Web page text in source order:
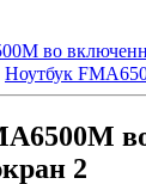
во
Ноутбук
2